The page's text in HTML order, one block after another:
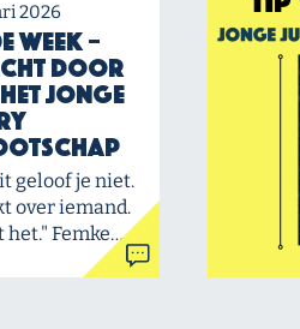
2026
Week –
door
het Jonge
geloof je niet.
over iemand.
Femke…